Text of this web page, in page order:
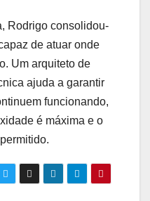
Rodrigo consolidou-
de atuar onde
Um arquiteto de
ajuda a garantir
funcionando,
é máxima e o